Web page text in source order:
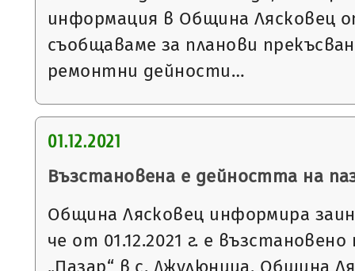
информация в Община Лясковец
съобщаваме за планови
ремонтни дейности…
01.12.2021
Възстановена е дейността на
Община Лясковец информира
че от 01.12.2021 г. е
„Пазар“ в с. Джулюница, Община